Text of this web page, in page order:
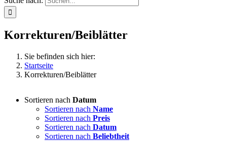
Korrekturen/Beiblätter
Sie befinden sich hier:
Startseite
Korrekturen/Beiblätter
Sortieren nach Datum
Sortieren nach Name
Sortieren nach Preis
Sortieren nach Datum
Sortieren nach Beliebtheit